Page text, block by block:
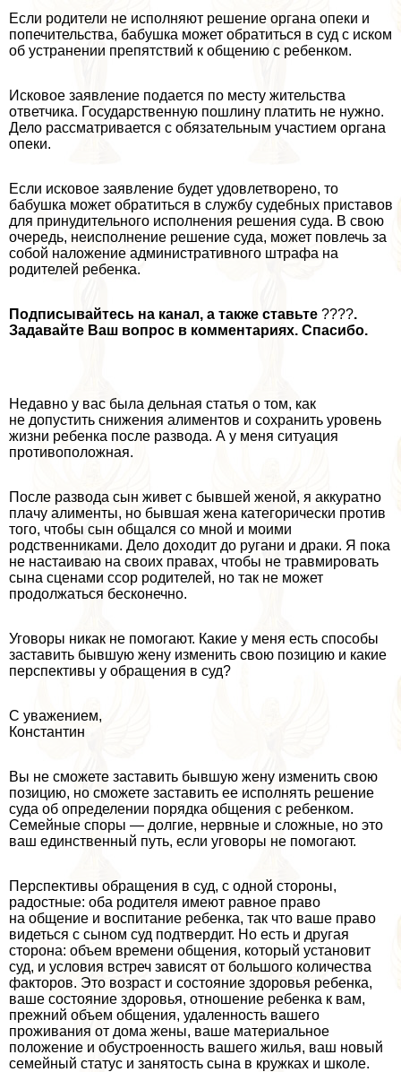
Если родители не исполняют решение органа опеки и
попечительства, бабушка может обратиться в суд с иском
об устранении препятствий к общению с ребенком.
Исковое заявление подается по месту жительства
ответчика. Государственную пошлину платить не нужно.
Дело рассматривается с обязательным участием органа
опеки.
Если исковое заявление будет удовлетворено, то
бабушка может обратиться в службу судебных приставов
для принудительного исполнения решения суда. В свою
очередь, неисполнение решение суда, может повлечь за
собой наложение административного штрафа на
родителей ребенка.
Подписывайтесь на канал, а также ставьте ????.
Задавайте Ваш вопрос в комментариях. Спасибо.
Недавно у вас была дельная статья о том, как
не допустить снижения алиментов и сохранить уровень
жизни ребенка после развода. А у меня ситуация
противоположная.
После развода сын живет с бывшей женой, я аккуратно
плачу алименты, но бывшая жена категорически против
того, чтобы сын общался со мной и моими
родственниками. Дело доходит до ругани и дpaки. Я пока
не настаиваю на своих правах, чтобы не травмировать
сына сценами ссор родителей, но так не может
продолжаться бесконечно.
Уговоры никак не помогают. Какие у меня есть способы
заставить бывшую жену изменить свою позицию и какие
перспективы у обращения в суд?
С уважением,
Константин
Вы не сможете заставить бывшую жену изменить свою
позицию, но сможете заставить ее исполнять решение
суда об определении порядка общения с ребенком.
Семейные споры — долгие, нервные и сложные, но это
ваш единственный путь, если уговоры не помогают.
Перспективы обращения в суд, с одной стороны,
радостные: оба родителя имеют равное право
на общение и воспитание ребенка, так что ваше право
видеться с сыном суд подтвердит. Но есть и другая
сторона: объем времени общения, который установит
суд, и условия встреч зависят от большого количества
факторов. Это возраст и состояние здоровья ребенка,
ваше состояние здоровья, отношение ребенка к вам,
прежний объем общения, удаленность вашего
проживания от дома жены, ваше материальное
положение и обустроенность вашего жилья, ваш новый
семейный статус и занятость сына в кружках и школе.